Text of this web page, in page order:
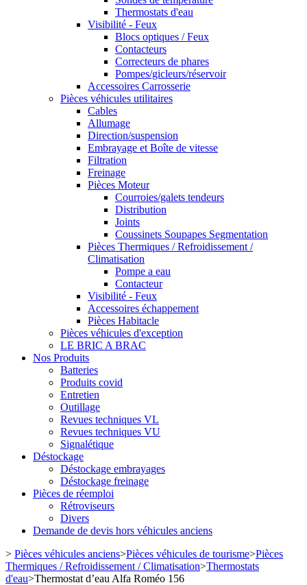
Thermostats d'eau
Visibilité - Feux
Blocs optiques / Feux
Contacteurs
Correcteurs de phares
Pompes/gicleurs/réservoir
Accessoires Carrosserie
Pièces véhicules utilitaires
Cables
Allumage
Direction/suspension
Embrayage et Boîte de vitesse
Filtration
Freinage
Pièces Moteur
Courroies/galets tendeurs
Distribution
Joints
Coussinets Soupapes Segmentation
Pièces Thermiques / Refroidissement /
Climatisation
Pompe a eau
Contacteur
Visibilité - Feux
Accessoires échappement
Pièces Habitacle
Pièces véhicules d'exception
LE BRIC A BRAC
Nos Produits
Batteries
Produits covid
Entretien
Outillage
Revues techniques VL
Revues techniques VU
Signalétique
Déstockage
Déstockage embrayages
Déstockage freinage
Pièces de réemploi
Rétroviseurs
Divers
Demande de devis hors véhicules anciens
> Pièces véhicules anciens>Pièces véhicules de tourisme>Pièces
Thermiques / Refroidissement / Climatisation>Thermostats
d'eau>Thermostat d’eau Alfa Roméo 156